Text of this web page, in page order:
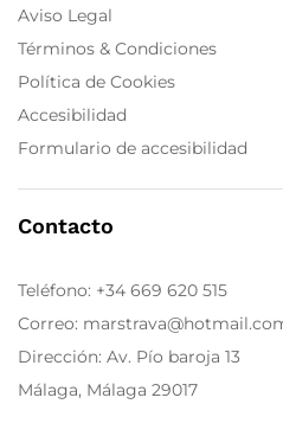
Aviso Legal
Términos & Condiciones
Política de Cookies
Accesibilidad
Formulario de accesibilidad
Contacto
Teléfono: +34 669 620 515
Correo:
Dirección: Av. Pío baroja 13
Málaga, Málaga 29017